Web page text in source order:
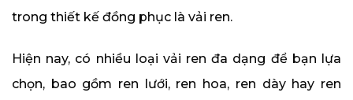
trong thiết kế đồng phục là vải ren.
Hiện nay, có nhiều loại vải ren đa dạng để bạn lựa
chọn, bao gồm ren lưới, ren hoa, ren dày hay ren